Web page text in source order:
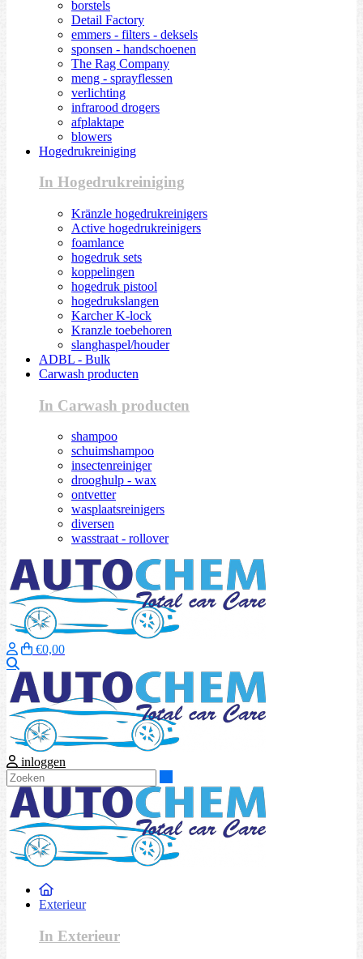
borstels
Detail Factory
emmers - filters - deksels
sponsen - handschoenen
The Rag Company
meng - sprayflessen
verlichting
infrarood drogers
afplaktape
blowers
Hogedrukreiniging
In Hogedrukreiniging
Kränzle hogedrukreinigers
Active hogedrukreinigers
foamlance
hogedruk sets
koppelingen
hogedruk pistool
hogedrukslangen
Karcher K-lock
Kranzle toebehoren
slanghaspel/houder
ADBL - Bulk
Carwash producten
In Carwash producten
shampoo
schuimshampoo
insectenreiniger
drooghulp - wax
ontvetter
wasplaatsreinigers
diversen
wasstraat - rollover
€0,00
inloggen
Exterieur
In Exterieur